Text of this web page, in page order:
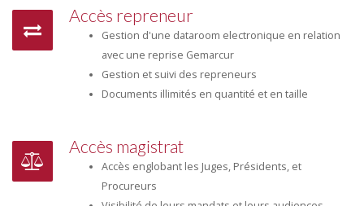
Accès repreneur
Gestion d'une dataroom electronique en relation
avec une reprise Gemarcur
Gestion et suivi des repreneurs
Documents illimités en quantité et en taille
Accès magistrat
Accès englobant les Juges, Présidents, et
Procureurs